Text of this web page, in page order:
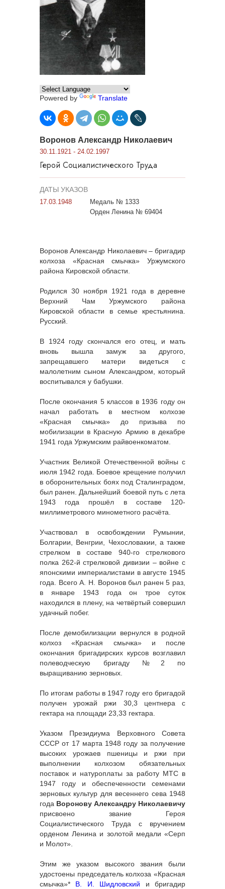
Powered by Translate
Воронов Александр Николаевич
30.11.1921 - 24.02.1997
Герой Социалистического Труда
ДАТЫ УКАЗОВ
17.03.1948
Медаль № 1333
Орден Ленина № 69404
Воронов Александр Николаевич – бригадир
колхоза «Красная смычка» Уржумского
района Кировской области.
Родился 30 ноября 1921 года в деревне
Верхний Чам Уржумского района
Кировской области в семье крестьянина.
Русский.
В 1924 году скончался его отец, и мать
вновь вышла замуж за другого,
запрещавшего матери видеться с
малолетним сыном Александром, который
воспитывался у бабушки.
После окончания 5 классов в 1936 году он
начал работать в местном колхозе
«Красная смычка» до призыва по
мобилизации в Красную Армию в декабре
1941 года Уржумским райвоенкоматом.
Участник Великой Отечественной войны с
июля 1942 года. Боевое крещение получил
в оборонительных боях под Сталинградом,
был ранен. Дальнейший боевой путь с лета
1943 года прошёл в составе 120-
миллиметрового минометного расчёта.
Участвовал в освобождении Румынии,
Болгарии, Венгрии, Чехословакии, а также
стрелком в составе 940-го стрелкового
полка 262-й стрелковой дивизии – войне с
японскими империалистами в августе 1945
года. Всего А. Н. Воронов был ранен 5 раз,
в январе 1943 года он трое суток
находился в плену, на четвёртый совершил
удачный побег.
После демобилизации вернулся в родной
колхоз «Красная смычка» и после
окончания бригадирских курсов возглавил
полеводческую бригаду №2 по
выращиванию зерновых.
По итогам работы в 1947 году его бригадой
получен урожай ржи 30,3 центнера с
гектара на площади 23,33 гектара.
Указом Президиума Верховного Совета
СССР от 17 марта 1948 году за получение
высоких урожаев пшеницы и ржи при
выполнении колхозом обязательных
поставок и натуроплаты за работу МТС в
1947 году и обеспеченности семенами
зерновых культур для весеннего сева 1948
года Воронову Александру Николаевичу
присвоено звание Героя
Социалистического Труда с вручением
орденом Ленина и золотой медали «Серп
и Молот».
Этим же указом высокого звания были
удостоены председатель колхоза «Красная
смычка»* В. И. Шидловский и бригадир